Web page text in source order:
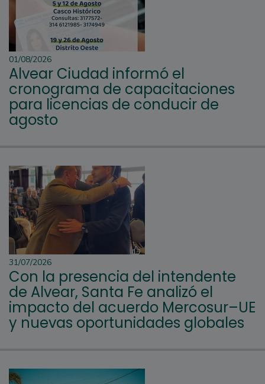
01/08/2026
Alvear Ciudad informó el
cronograma de capacitaciones
para licencias de conducir de
agosto
31/07/2026
Con la presencia del intendente
de Alvear, Santa Fe analizó el
impacto del acuerdo Mercosur–UE
y nuevas oportunidades globales